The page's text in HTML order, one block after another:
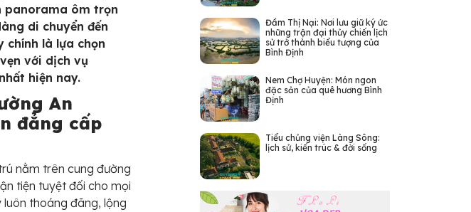
panorama ôm trọn
di chuyển đến
chính là lựa chọn
với dịch vụ
hiện nay.
An
đẳng cấp
nằm trên cung đường
tiện tuyệt đối cho mọi
thoáng đãng, lộng
Đầm Thị Nại: Nơi lưu giữ ký ức
những trận đại thủy chiến lịch
sử trở thành biểu tượng của
Bình Định
Nem Chợ Huyện: Món ngon
đặc sản của quê hương Bình
Định
Tiểu chủng viện Làng Sông:
lịch sử, kiến trúc & đời sống